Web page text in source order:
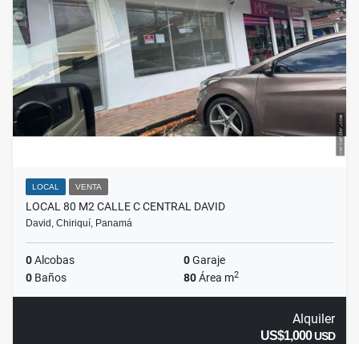
LOCAL VENTA
LOCAL 80 M2 CALLE C CENTRAL DAVID
David, Chiriquí, Panamá
0Alcobas 0Garaje
0 Baños 80Área m2
Alquiler
US$1,000USD